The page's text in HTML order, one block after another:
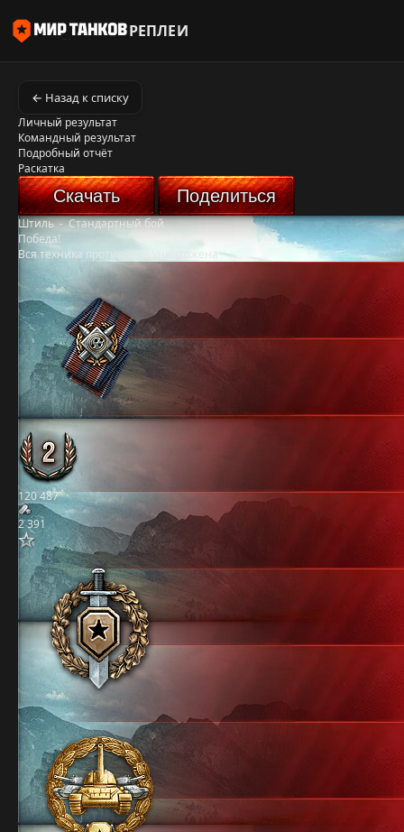
РЕПЛЕИ
← Назад к списку
Личный результат
Командный результат
Подробный отчёт
Раскатка
Скачать Поделиться
Штиль-Стандартный бой
Победа!
Вся техника противника уничтожена
120 487
2 391